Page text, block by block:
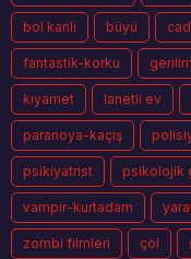
bol kanlı büyü
fantastik-korku gerilim
kıyamet lanetli ev
paranoya-kaçış
psikiyatrist psikolojik
vampir-kurtadam
zombi filmleri çöl